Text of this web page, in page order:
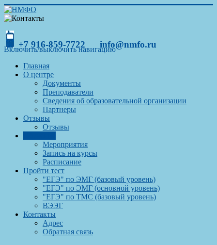
+7 916-859-7722 info@nmfo.ru
Включить/выключить навигацию
Главная
О центре
Документы
Преподаватели
Сведения об образовательной организации
Партнеры
Отзывы
Отзывы
Мероприятия
Запись на курсы
Расписание
Пройти тест
"ЕГЭ" по ЭМГ (базовый уровень)
"ЕГЭ" по ЭМГ (основной уровень)
"ЕГЭ" по ТМС (базовый уровень)
ВЭЭГ
Контакты
Адрес
Обратная связь